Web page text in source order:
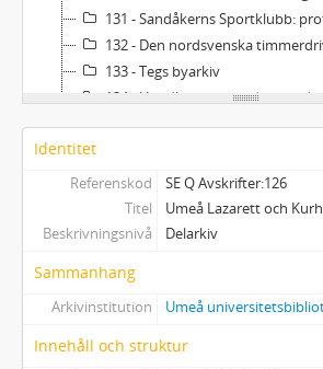
131 - Sandåkerns Sportklubb:
132 - Den nordsvenska
133 - Tegs byarkiv
134 - Handlingar rörande
135 - Historiska källor rörande
137 - Per Engdahls och
138 - Medicinalstyrelsen. Generaldirektören
139 - Karta över Kyrkobordet nr 1-3, Umeå
141 - Magica incantatrix
142 - Handelsräkningen 1964
Identitet
Referenskod
SE Q Avskrifter:126
Titel
Umeå Lazarett och
Beskrivningsnivå
Delarkiv
Sammanhang
Arkivinstitution Umeå
Innehåll och struktur